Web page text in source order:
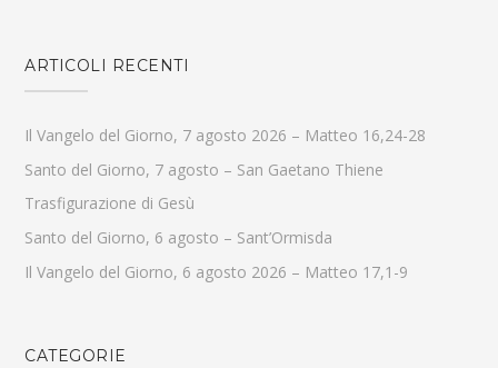
ARTICOLI RECENTI
Il Vangelo del Giorno, 7 agosto 2026 – Matteo 16,24-28
Santo del Giorno, 7 agosto – San Gaetano Thiene
Trasfigurazione di Gesù
Santo del Giorno, 6 agosto – Sant’Ormisda
Il Vangelo del Giorno, 6 agosto 2026 – Matteo 17,1-9
CATEGORIE